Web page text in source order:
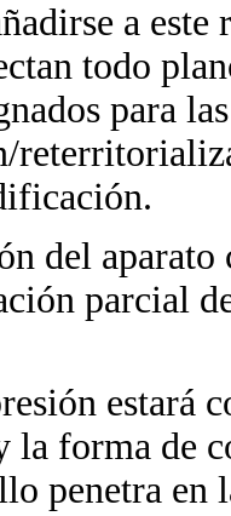
a
todo
para
del
parcial
estará
la forma de
penetra en